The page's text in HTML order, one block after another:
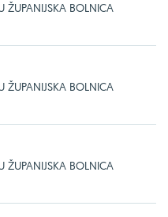
ŽUPANIJSKA BOLNICA
ŽUPANIJSKA BOLNICA
ŽUPANIJSKA BOLNICA